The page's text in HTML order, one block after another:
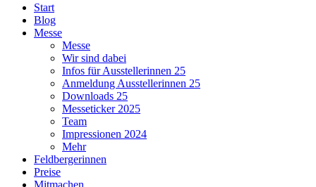
Start
Blog
Messe
Messe
Wir sind dabei
Infos für Ausstellerinnen 25
Anmeldung Ausstellerinnen 25
Downloads 25
Messeticker 2025
Team
Impressionen 2024
Mehr
Feldbergerinnen
Preise
Mitmachen